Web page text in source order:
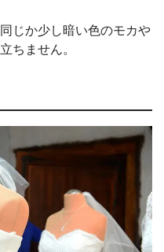
じか少し暗い色のモカや
ちません。